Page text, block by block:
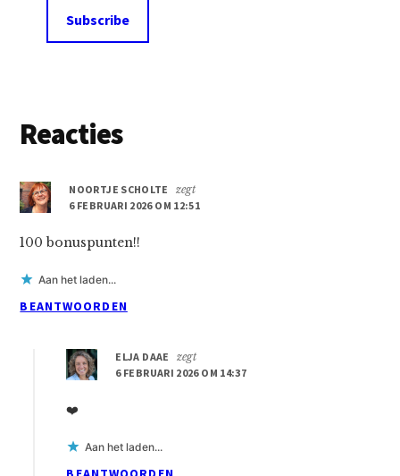
Lees
Reacties
NOORTJE SCHOLTE
zegt
6 FEBRUARI 2026 OM 12:51
100 bonuspunten!!
Aan het laden...
BEANTWOORDEN
ELJA DAAE
zegt
6 FEBRUARI 2026 OM 14:37
❤️
Aan het laden...